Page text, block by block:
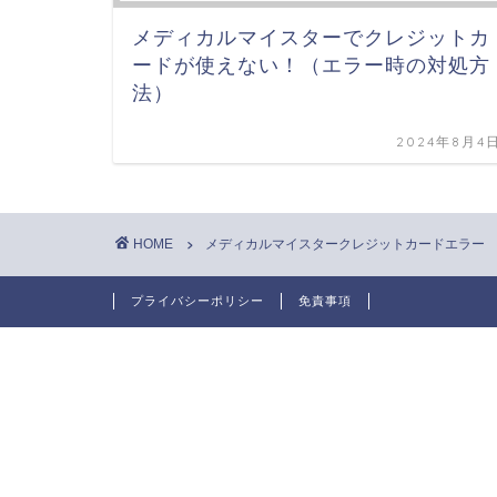
メディカルマイスターでクレジットカ
ードが使えない！（エラー時の対処方
法）
2024年8月4
HOME メディカルマイスタークレジットカードエラー
プライバシーポリシー 免責事項